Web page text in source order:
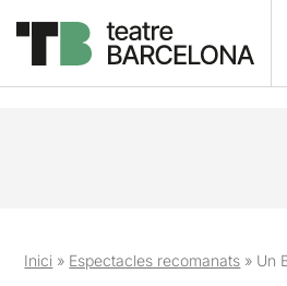
Inici » Espectacles recomanats » Un